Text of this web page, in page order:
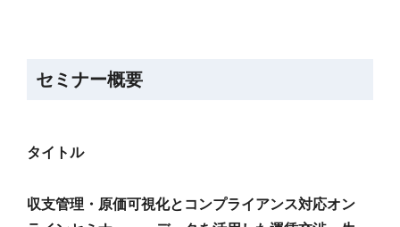
セミナー概要
タイトル
収支管理・原価可視化とコンプライアンス対応オン